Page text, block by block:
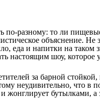
по-разному: то ли
объяснение. Не
еда и напитки на таком
настоящим шоу, которое
за барной
неудивительно, что в
бутылками, а